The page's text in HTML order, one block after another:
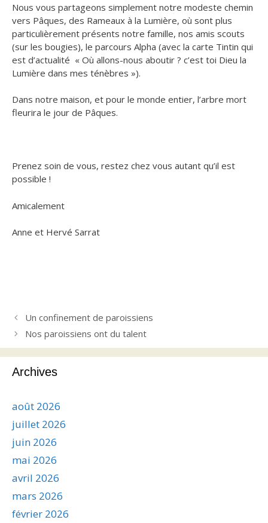
Nous vous partageons simplement notre modeste chemin
vers Pâques, des Rameaux à la Lumière, où sont plus
particulièrement présents notre famille, nos amis scouts
(sur les bougies), le parcours Alpha (avec la carte Tintin qui
est d’actualité « Où allons-nous aboutir ? c’est toi Dieu la
Lumière dans mes ténèbres »).
Dans notre maison, et pour le monde entier, l’arbre mort
fleurira le jour de Pâques.
Prenez soin de vous, restez chez vous autant qu’il est
possible !
Amicalement
Anne et Hervé Sarrat
Un confinement de paroissiens
Nos paroissiens ont du talent
Archives
août 2026
juillet 2026
juin 2026
mai 2026
avril 2026
mars 2026
février 2026